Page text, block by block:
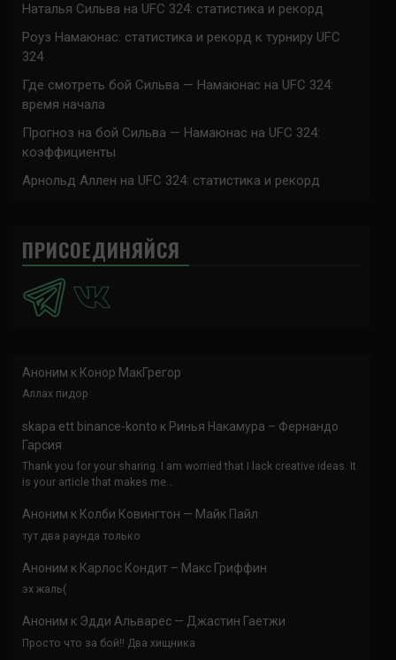
Наталья Сильва на UFC 324: статистика и рекорд
Роуз Намаюнас: статистика и рекорд к турниру UFC
324
Где смотреть бой Сильва — Намаюнас на UFC 324:
время начала
Прогноз на бой Сильва — Намаюнас на UFC 324:
коэффициенты
Арнольд Аллен на UFC 324: статистика и рекорд
ПРИСОЕДИНЯЙСЯ
Аноним к Конор МакГрегор
Аллах пидор
skapa ett binance-konto к Ринья Накамура – Фернандо
Гарсия
Thank you for your sharing. I am worried that I lack creative ideas. It
is your article that makes me…
Аноним к Колби Ковингтон — Майк Пайл
тут два раунда только
Аноним к Карлос Кондит – Макс Гриффин
эх жаль(
Аноним к Эдди Альварес — Джастин Гаетжи
Просто что за бой!! Два хищника